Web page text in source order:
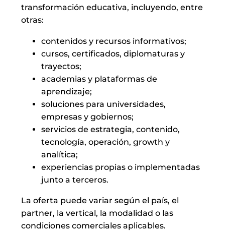
transformación educativa, incluyendo, entre
otras:
contenidos y recursos informativos;
cursos, certificados, diplomaturas y
trayectos;
academias y plataformas de
aprendizaje;
soluciones para universidades,
empresas y gobiernos;
servicios de estrategia, contenido,
tecnología, operación, growth y
analítica;
experiencias propias o implementadas
junto a terceros.
La oferta puede variar según el país, el
partner, la vertical, la modalidad o las
condiciones comerciales aplicables.